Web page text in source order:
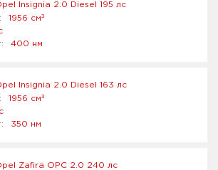
Insignia 2.0 Diesel 195 лс
1956 см³
400 нм
Insignia 2.0 Diesel 163 лс
1956 см³
350 нм
Zafira OPC 2.0 240 лс